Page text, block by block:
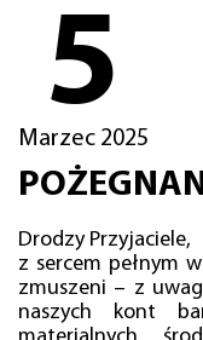
5
Marzec 2025
Drodzy Przyjaciele,
z sercem pełnym
zmuszeni – z
naszych kont